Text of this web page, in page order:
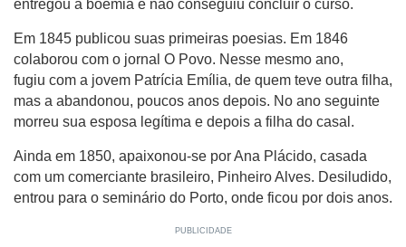
entregou à boemia e não conseguiu concluir o curso.
Em 1845 publicou suas primeiras poesias. Em 1846
colaborou com o jornal O Povo. Nesse mesmo ano,
fugiu com a jovem Patrícia Emília, de quem teve outra filha,
mas a abandonou, poucos anos depois. No ano seguinte
morreu sua esposa legítima e depois a filha do casal.
Ainda em 1850, apaixonou-se por Ana Plácido, casada
com um comerciante brasileiro, Pinheiro Alves. Desiludido,
entrou para o seminário do Porto, onde ficou por dois anos.